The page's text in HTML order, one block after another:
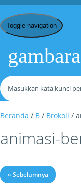
Toggle navigation
Beranda / B / Brokoli /
animasi-
« Sebelumnya